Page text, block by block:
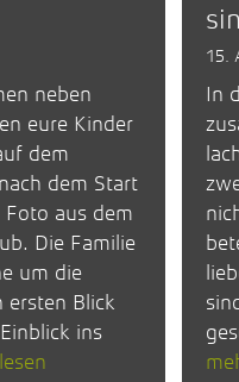
neben
eure Kinder
dem
dem Start
aus dem
Die Familie
um die
ersten Blick
ins
15.
In